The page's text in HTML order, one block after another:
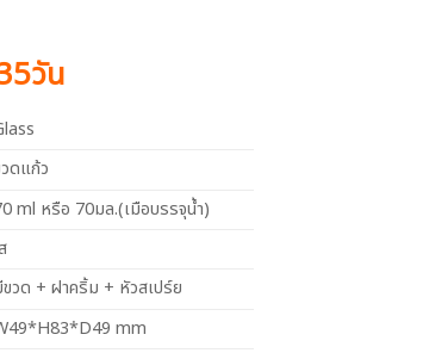
วัน
ดแก้ว
ml หรือ 70มล.(เมือบรรจุน้ำ)
วด + ฝาคริ้ม + หัวสเปร์ย
mm